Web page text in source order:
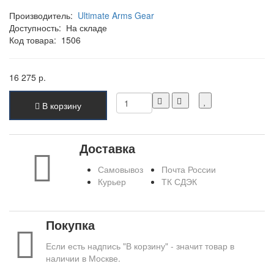
Производитель: Ultimate Arms Gear
Доступность: На складе
Код товара: 1506
16 275 р.
В корзину
Доставка
Самовывоз
Курьер
Почта России
ТК СДЭК
Покупка
Если есть надпись "В корзину" - значит товар в
наличии в Москве.